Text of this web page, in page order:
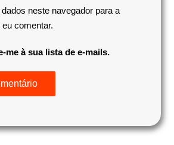
neste navegador para a
comentar.
me à sua lista de e-mails.